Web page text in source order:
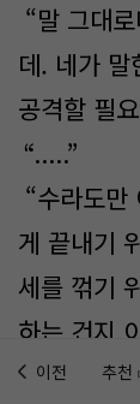
“말 그대
데. 네가 말
공격할 필
“.....”
“수라도만
게 끝내기
세를 꺾기
하는 건지
은류의 말
이전 추천
홈에미